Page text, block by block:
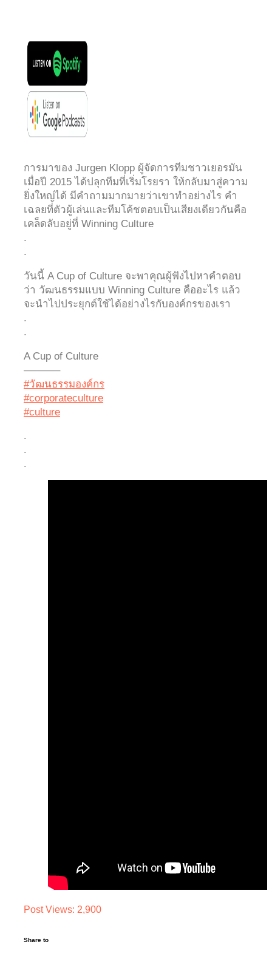
การมาของ Jurgen Klopp ผู้จัดการทีมชาวเยอรมัน
เมื่อปี 2015 ได้ปลุกทีมที่เริ่มโรยรา ให้กลับมาสู่ความ
ยิ่งใหญ่ได้ มีคำถามมากมายว่าเขาทำอย่างไร คำ
เฉลยที่ตัวผู้เล่นและทีมโค้ชตอบเป็นเสียงเดียวกันคือ
เคล็ดลับอยู่ที่ Winning Culture
.
.
วันนี้ A Cup of Culture จะพาคุณผู้ฟังไปหาคำตอบ
ว่า วัฒนธรรมแบบ Winning Culture คืออะไร แล้ว
จะนำไปประยุกต์ใช้ได้อย่างไรกับองค์กรของเรา
.
.
A Cup of Culture
———–
#วัฒนธรรมองค์กร
#corporateculture
#culture
.
.
.
Post Views: 2,900
Share to